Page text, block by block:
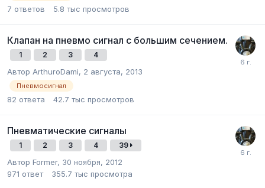
7 ответов 5.8 тыс просмотров
Клапан на пневмо сигнал с большим сечением.
1 2 3 4
Автор ArthuroDami, 2 августа, 2013
Пневмосигнал
82 ответа 42.7 тыс просмотров
Пневматические сигналы
1 2 3 4 39
Автор Former, 30 ноября, 2012
971 ответ 355.7 тыс просмотра